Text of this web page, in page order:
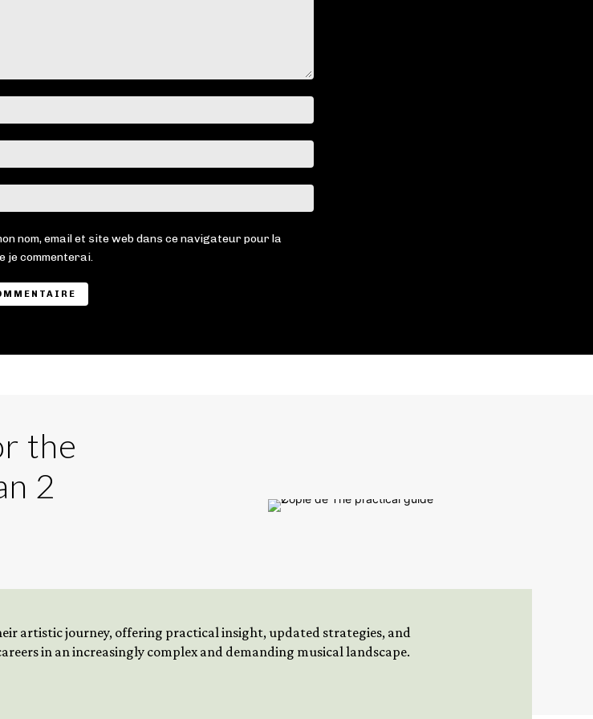
:*
:*
:
nom, email et site web dans ce navigateur pour la
je commenterai.
the
2
artistic journey, offering practical insight, updated strategies, and
in an increasingly complex and demanding musical landscape.